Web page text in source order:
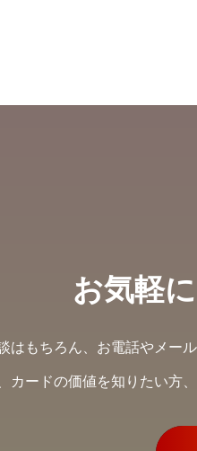
お気軽
はもちろん、お電話やメー
カードの価値を知りたい方